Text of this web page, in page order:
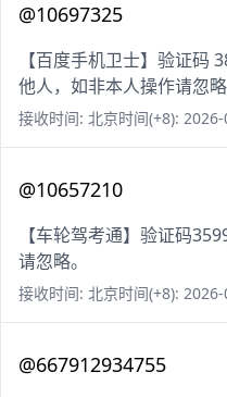
@10697325
【百度手机卫士】验证码
他人，如非本人操作请忽略
接收时间: 北京时间(+8):
@10657210
【车轮驾考通】验证码
请忽略。
接收时间: 北京时间(+8):
@667912934755